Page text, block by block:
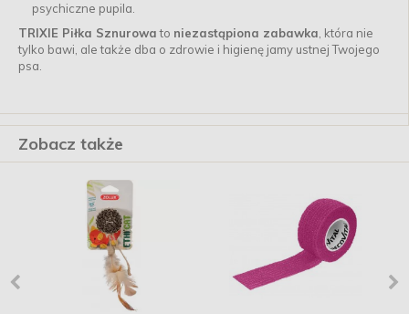
psychiczne pupila.
TRIXIE Piłka Sznurowato niezastąpiona zabawka , która nie
tylko bawi, ale także dba o zdrowie i higienę jamy ustnej Twojego
psa.
Zobacz także